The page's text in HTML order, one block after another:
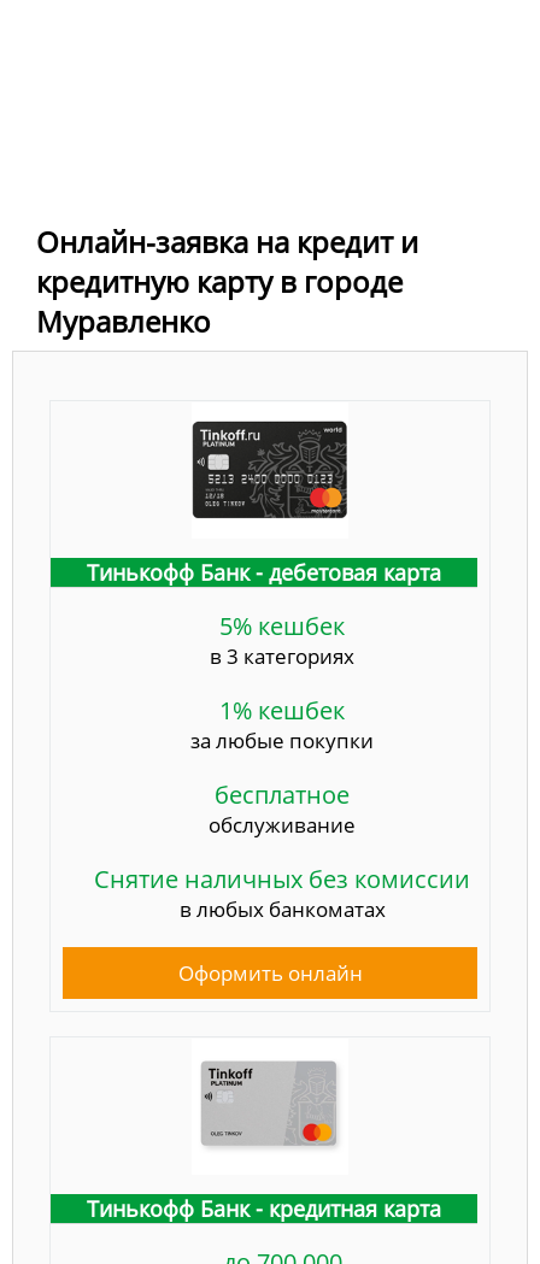
Онлайн-заявка на кредит и
кредитную карту в городе
Муравленко
Тинькофф Банк - дебетовая карта
5% кешбек
в 3 категориях
1% кешбек
за любые покупки
бесплатное
обслуживание
Снятие наличных без комиссии
в любых банкоматах
Оформить онлайн
Тинькофф Банк - кредитная карта